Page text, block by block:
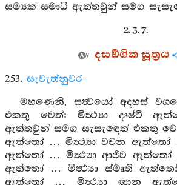
සම්‍යක් සමාධි ඇත්තවුන් සමග
2. 3. 7.
දසඞ්ගික සූත්‍රය
253. සැවැත්නුවර–
මහණෙනි, සත්‍වයෝ අදහස්
එකතු වෙත්: මිත්‍ථ්‍යා දෘෂ්ටි
ඇත්තවුන් සමග සැසැඳෙත් එකතු
ඇත්තෝ … මිත්‍ථ්‍යා වචන ඇත්තෝ …
ඇත්තෝ … මිත්‍ථ්‍යා ආජීව ඇත්තෝ …
ඇත්තෝ … මිත්‍ථ්‍යා ස්මෘති ඇත්තෝ
ඇත්තෝ … මිත්‍ථ්‍යා ඥාන